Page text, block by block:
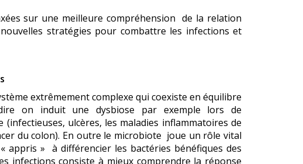
sur une meilleure compréhension de la relation
stratégies pour combattre les infections et
extrêmement complexe qui coexiste en équilibre
on induit une dysbiose par exemple lors de
ulcères, les maladies inflammatoires de
du colon). En outre le microbiote joue un rôle vital
appris » à différencier les bactéries bénéfiques des
infections consiste à mieux comprendre la réponse